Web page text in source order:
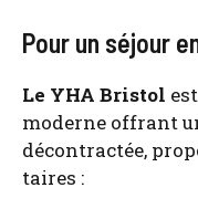
Pour un séjour
Le YHA Bris­tol
moderne offrant
décon­trac­tée,
taires :